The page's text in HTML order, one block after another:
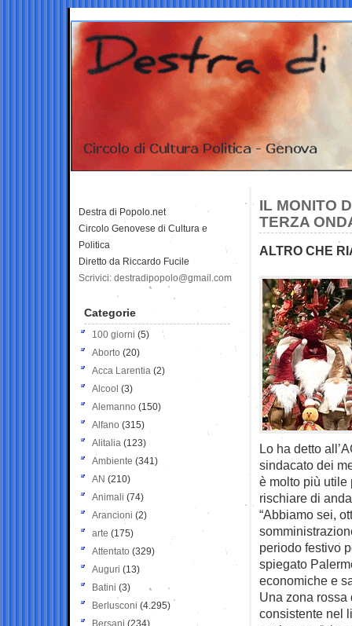
IL MONITO
TERZA
ALTRO CHE
Lo ha detto
sindacato dei
è molto più utile
rischiare di
“Abbiamo sei,
periodo festivo
spiegato
economiche e
Una zona rossa
consistente nel
Destra di Popolo.net
Circolo Genovese di Cultura e
Politica
Diretto da Riccardo Fucile
Scrivici: destradipopolo@gmail.com
Categorie
100 giorni (5)
Aborto (20)
Acca Larentia (2)
Alcool (3)
Alemanno (150)
Alfano (315)
Alitalia (123)
Ambiente (341)
AN (210)
Animali (74)
Arancioni (2)
arte (175)
Attentato (329)
Auguri (13)
Batini (3)
Berlusconi (4.295)
Bersani (234)